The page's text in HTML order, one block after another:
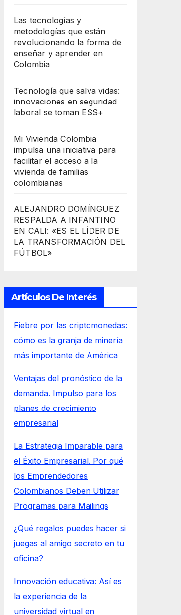
Las tecnologías y
metodologías que están
revolucionando la forma de
enseñar y aprender en
Colombia
Tecnología que salva vidas:
innovaciones en seguridad
laboral se toman ESS+
Mi Vivienda Colombia
impulsa una iniciativa para
facilitar el acceso a la
vivienda de familias
colombianas
ALEJANDRO DOMÍNGUEZ
RESPALDA A INFANTINO
EN CALI: «ES EL LÍDER DE
LA TRANSFORMACIÓN DEL
FÚTBOL»
Artículos De Interés
Fiebre por las criptomonedas:
cómo es la granja de minería
más importante de América
Ventajas del pronóstico de la
demanda. Impulso para los
planes de crecimiento
empresarial
La Estrategia Imparable para
el Éxito Empresarial. Por qué
los Emprendedores
Colombianos Deben Utilizar
Programas para Mailings
¿Qué regalos puedes hacer si
juegas al amigo secreto en tu
oficina?
Innovación educativa: Así es
la experiencia de la
universidad virtual en